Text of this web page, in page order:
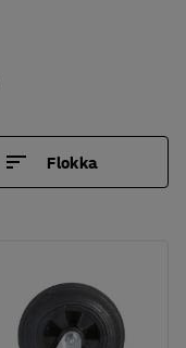
Flokka